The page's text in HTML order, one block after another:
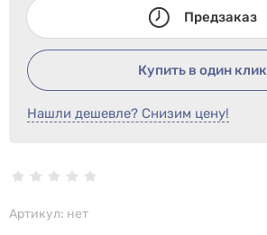
Предзаказ
Купить в один клик
Нашли дешевле? Снизим цену!
Артикул: нет